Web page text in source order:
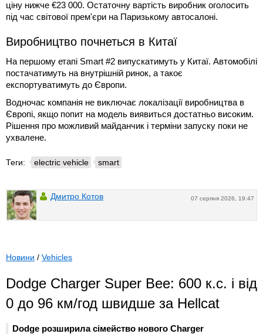
ціну нижче €23 000. Остаточну вартість виробник оголосить
під час світової прем'єри на Паризькому автосалоні.
Виробництво почнеться в Китаї
На першому етапі Smart #2 випускатимуть у Китаї. Автомобілі
постачатимуть на внутрішній ринок, а такоє
експортуватимуть до Європи.
Водночас компанія не виключає локалізації виробництва в
Європі, якщо попит на модель виявиться достатньо високим.
Рішення про можливий майданчик і терміни запуску поки не
ухвалене.
Теги: electric vehicle smart
07 серпня 2026, 19:47
Дмитро Котов
Новини / Vehicles
Dodge Charger Super Bee: 600 к.с. і від
0 до 96 км/год швидше за Hellcat
Dodge розширила сімейство нового Charger